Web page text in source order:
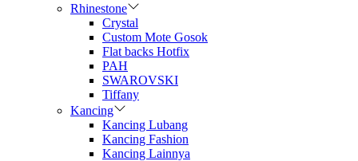
Rhinestone
Crystal
Custom Mote Gosok
Flat backs Hotfix
PAH
SWAROVSKI
Tiffany
Kancing
Kancing Lubang
Kancing Fashion
Kancing Lainnya